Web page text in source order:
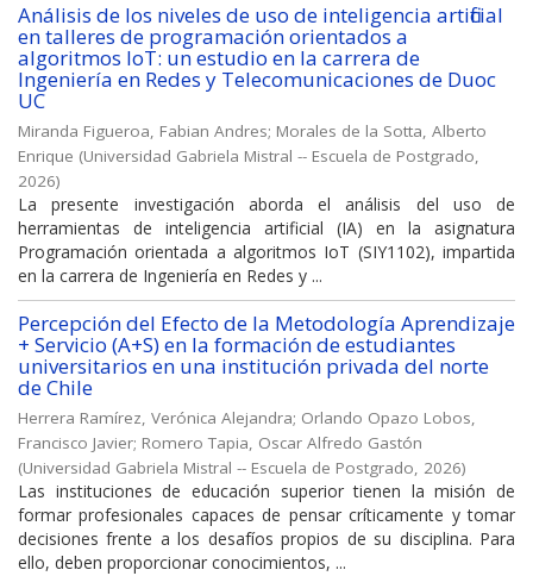
Análisis de los niveles de uso de inteligencia artificial
en talleres de programación orientados a
algoritmos IoT: un estudio en la carrera de
Ingeniería en Redes y Telecomunicaciones de Duoc
UC
Miranda Figueroa, Fabian Andres; Morales de la Sotta, Alberto
Enrique (Universidad Gabriela Mistral -- Escuela de Postgrado,
2026)
La presente investigación aborda el análisis del uso de
herramientas de inteligencia artificial (IA) en la asignatura
Programación orientada a algoritmos IoT (SIY1102), impartida
en la carrera de Ingeniería en Redes y ...
Percepción del Efecto de la Metodología Aprendizaje
+ Servicio (A+S) en la formación de estudiantes
universitarios en una institución privada del norte
de Chile
Herrera Ramírez, Verónica Alejandra; Orlando Opazo Lobos,
Francisco Javier; Romero Tapia, Oscar Alfredo Gastón
(Universidad Gabriela Mistral -- Escuela de Postgrado, 2026)
Las instituciones de educación superior tienen la misión de
formar profesionales capaces de pensar críticamente y tomar
decisiones frente a los desafíos propios de su disciplina. Para
ello, deben proporcionar conocimientos, ...